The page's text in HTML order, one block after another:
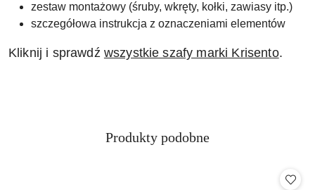
zestaw montażowy (śruby, wkręty, kołki, zawiasy itp.)
szczegółowa instrukcja z oznaczeniami elementów
Kliknij i sprawdź wszystkie szafy marki Krisento.
Pomiń karuzelę produktów
Produkty
Produkty podobne